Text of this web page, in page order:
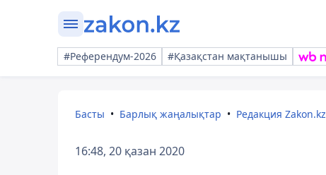
#Референдум-2026 #Қазақстан мақтанышы
Басты Барлық жаңалықтар Редакция Zakon.kz
16:48, 20 қазан 2020